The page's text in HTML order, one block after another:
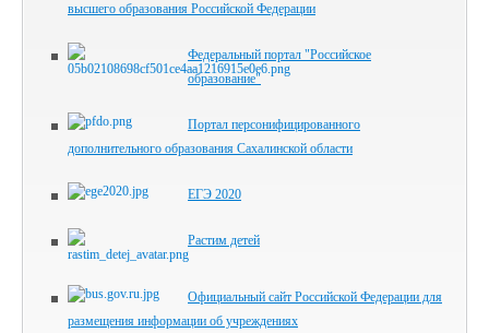
высшего образования Российской Федерации
Федеральный портал "Российское
образование"
Портал персонифицированного
дополнительного образования Сахалинской области
ЕГЭ 2020
Растим детей
Официальный сайт Российской Федерации для
размещения информации об учреждениях